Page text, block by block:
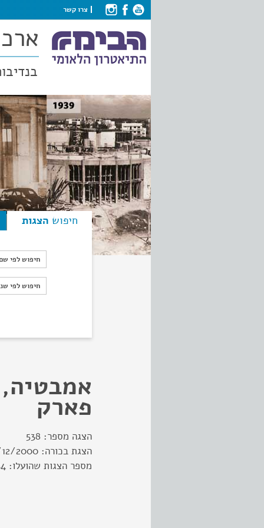
צרו קשר
חיפוש הצגות
חיפוש לפי
חיפוש לפי
חיפוש לפי
פארק
הצגה מספר: 538
הצגת בכורה: 2000
מספר הצגות שהועלו: